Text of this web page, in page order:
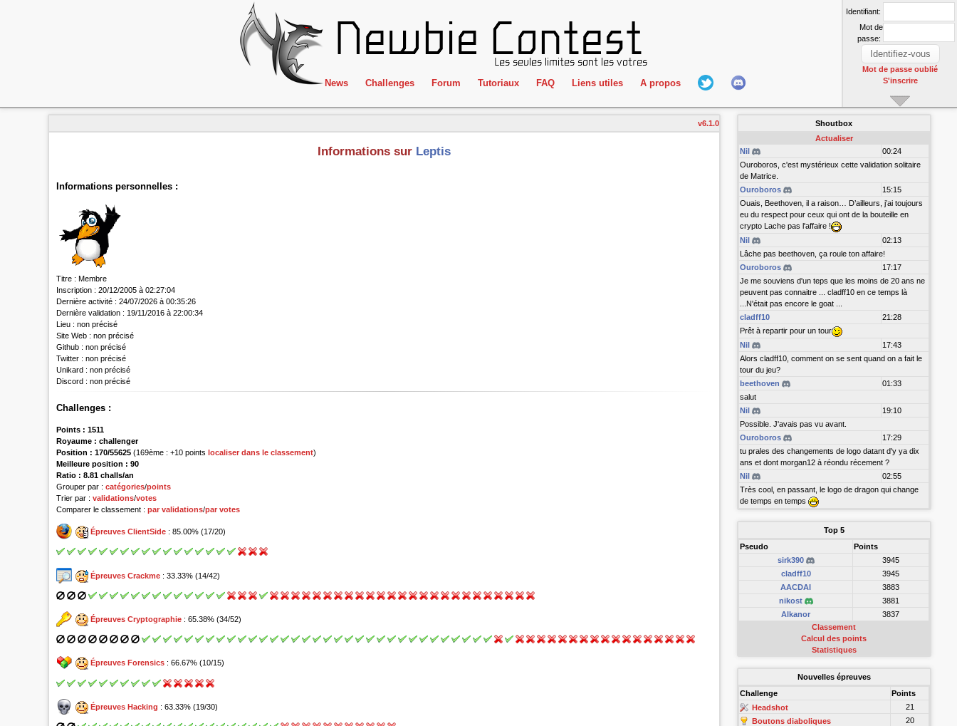
News Challenges
ClientSide
Forensics
Forum Tutoriaux FAQ Liens utiles
IRC
Newbie Connect
A propos
L'équipe
Hall Of Fame
Identifiant:
Mot de
passe:
Mot de passe oublié
S'inscrire
v6.1.0
Informations sur Leptis
Informations personnelles :
Titre : Membre
Inscription : 20/12/2005 à 02:27:04
Dernière activité : 24/07/2026 à 00:35:26
Dernière validation : 19/11/2016 à 22:00:34
Lieu : non précisé
Site Web : non précisé
Github : non précisé
Twitter : non précisé
Unikard : non précisé
Discord : non précisé
Challenges :
Points : 1511
Royaume : challenger
Position : 170/55625(169ème : +10 pointslocaliser dans le classement)
Meilleure position : 90
Ratio : 8.81 challs/an
Grouper par :catégories/points
Trier par :validations/votes
Comparer le classement :par validations/par votes
Épreuves ClientSide : 85.00% (17/20)
Épreuves Crackme : 33.33% (14/42)
Épreuves Cryptographie : 65.38% (34/52)
Épreuves Forensics : 66.67% (10/15)
Épreuves Hacking : 63.33% (19/30)
Shoutbox
Actualiser
Nil
00:24
Ouroboros, c'est mystérieux cette validation solitaire
de Matrice.
Ouroboros
15:15
Ouais, Beethoven, il a raison… D’ailleurs, j’ai toujours
eu du respect pour ceux qui ont de la bouteille en
crypto Lache pas l'affaire !
Nil
02:13
Lâche pas beethoven, ça roule ton affaire!
Ouroboros
17:17
Je me souviens d'un teps que les moins de 20 ans ne
peuvent pas connaitre ... cladff10 en ce temps là
...N'était pas encore le goat ...
cladff10
21:28
Prêt à repartir pour un tour
Nil
17:43
Alors cladff10, comment on se sent quand on a fait le
tour du jeu?
beethoven
01:33
salut
Nil
19:10
Possible. J'avais pas vu avant.
Ouroboros
17:29
tu prales des changements de logo datant d'y ya dix
ans et dont morgan12 à réondu récement ?
Nil
02:55
Très cool, en passant, le logo de dragon qui change
de temps en temps
Top 5
Pseudo
Points
sirk390
3945
cladff10
3945
AACDAI
3883
nikost
3881
Alkanor
3837
Classement
Calcul des points
Statistiques
Nouvelles épreuves
Challenge
Points
Headshot
21
Boutons diaboliques
20